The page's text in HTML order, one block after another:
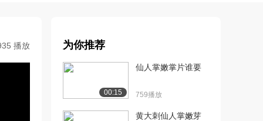
播放 为你推荐
00:15
仙人掌嫩掌片谁要
759播放
黄大刺仙人掌嫩芽